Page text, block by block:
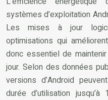
systèmes d’exploitation
Les mises à jour
optimisations qui
donc essentiel de
jour. Selon des données
versions d’Android
durée d’utilisation